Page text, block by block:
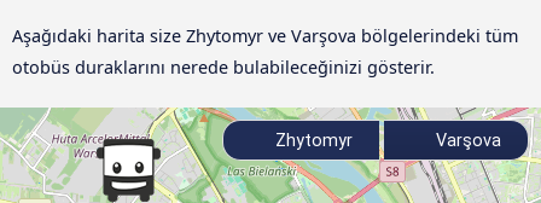
Aşağıdaki harita size Zhytomyr ve Varşova bölgelerindeki tüm
otobüs duraklarını nerede bulabileceğinizi gösterir.
Zhytomyr Varşova